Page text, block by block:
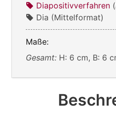
Diapositivverfahren (
Dia (Mittelformat)
Maße:
Gesamt: H: 6 cm, B: 6